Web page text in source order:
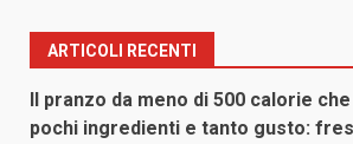
articoli
ARTICOLI RECENTI
Il pranzo da meno di 500 calorie
pochi ingredienti e tanto gusto: